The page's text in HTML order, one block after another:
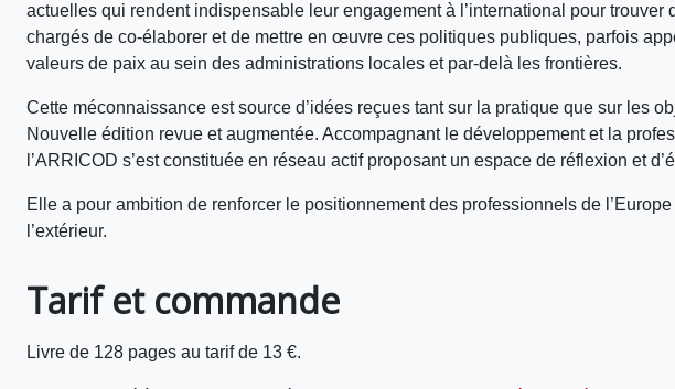
actuelles qui rendent indispensable leur engagement à l’international pour
chargés de co-élaborer et de mettre en œuvre ces politiques publiques, parfois
valeurs de paix au sein des administrations locales et par-delà les frontières.
Cette méconnaissance est source d’idées reçues tant sur la pratique que sur les
Nouvelle édition revue et augmentée. Accompagnant le développement et la
l’ARRICOD s’est constituée en réseau actif proposant un espace de réflexion et
Elle a pour ambition de renforcer le positionnement des professionnels de
l’extérieur.
Tarif et commande
Livre de 128 pages au tarif de 13 €.